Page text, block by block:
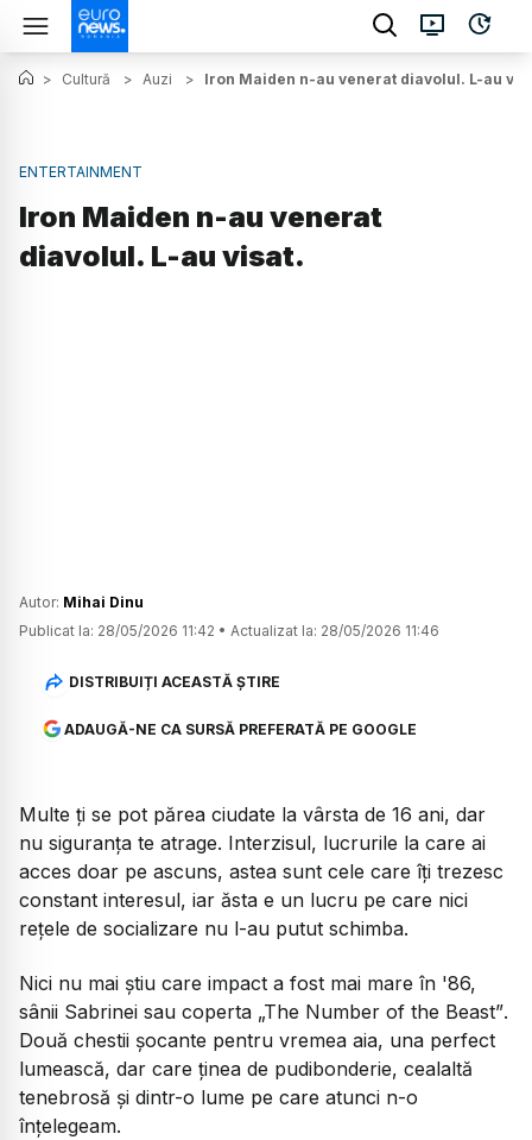
> Cultură > Auzi > Iron Maiden n-au venerat diavolul. L-au
ENTERTAINMENT
Iron Maiden n-au venerat
diavolul. L-au visat.
Autor: Mihai Dinu
Publicat la: 28/05/2026 11:42 • Actualizat la: 28/05/2026 11:46
DISTRIBUIȚI ACEASTĂ ȘTIRE
ADAUGĂ-NE CA SURSĂ PREFERATĂ PE GOOGLE
Multe ți se pot părea ciudate la vârsta de 16 ani, dar
nu siguranța te atrage. Interzisul, lucrurile la care ai
acces doar pe ascuns, astea sunt cele care îți trezesc
constant interesul, iar ăsta e un lucru pe care nici
rețele de socializare nu l-au putut schimba.
Nici nu mai știu care impact a fost mai mare în '86,
sânii Sabrinei sau coperta „The Number of the Beast”.
Două chestii șocante pentru vremea aia, una perfect
lumească, dar care ținea de pudibonderie, cealaltă
tenebrosă și dintr-o lume pe care atunci n-o
înțelegeam.